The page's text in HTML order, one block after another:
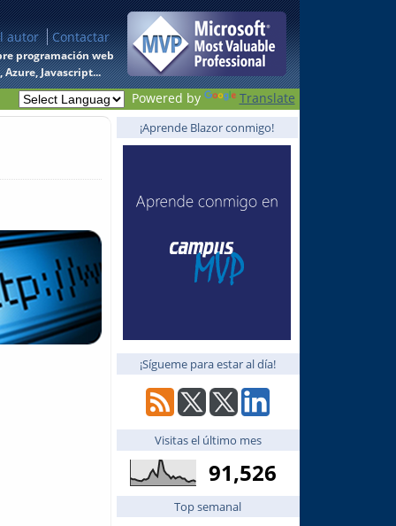
autor Contactar
programación web
Azure, Javascript...
Powered by Translate
¡Aprende Blazor conmigo!
¡Sígueme para estar al día!
Visitas el último mes
91,526
Top semanal